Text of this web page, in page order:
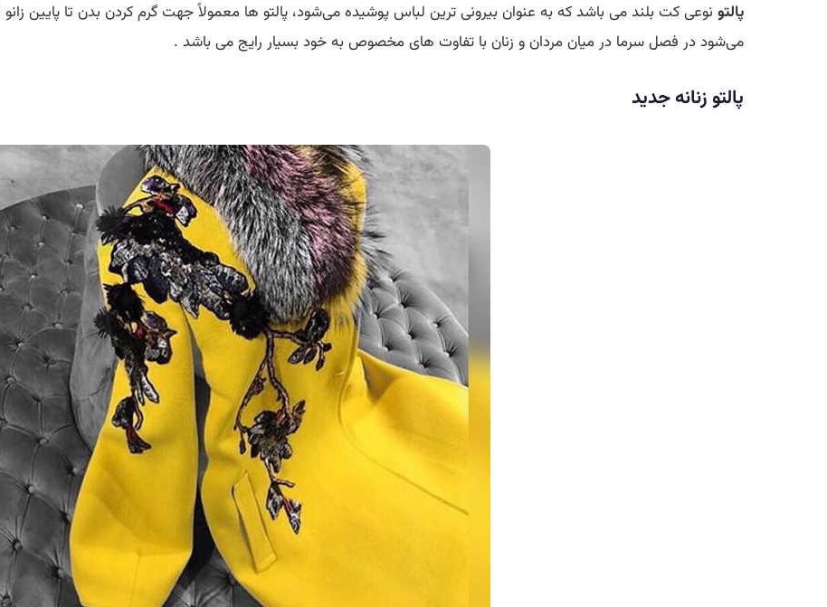
پالتو نوعی کت بلند می باشد که به عنوان بیرونی‌ ترین لباس پوشیده می‌شود، پالتو ها معمولاً جهت گرم کردن بدن تا پایین زانو
می‌شود در فصل سرما در میان مردان و زنان با تفاوت های مخصوص به خود بسیار رایج می باشد .
پالتو زنانه جدید